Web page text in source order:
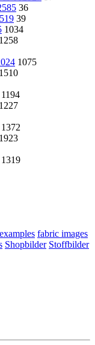
36
39
1034
1258
1075
1510
1194
1227
1372
1923
1319
fabric images
Shopbilder Stoffbilder